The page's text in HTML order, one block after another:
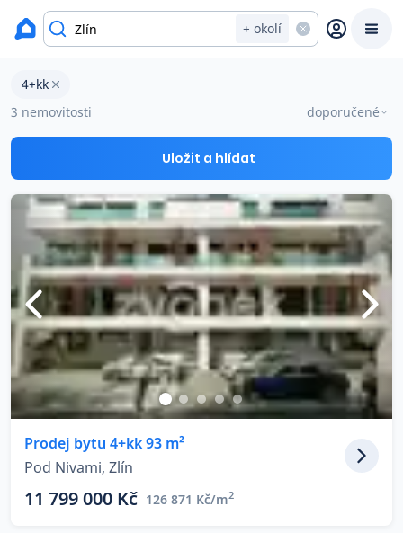
+ okolí
Prodat
Prodej s Reas.cz
Chytrý odhad ceny
Ceny prodaných nemovitostí
Okamžitý výkup
Přehled realitních makléřů
Co říkají naši zákazníci
Blog
O nás
okres Zlín
Byty 4+kk na prodej Zlín
4+kk
3 nemovitosti
doporučené
Uložit a hlídat
Prodej bytu 4+kk 93 m²
Pod Nivami, Zlín
11 799 000 Kč 126 871 Kč/m2